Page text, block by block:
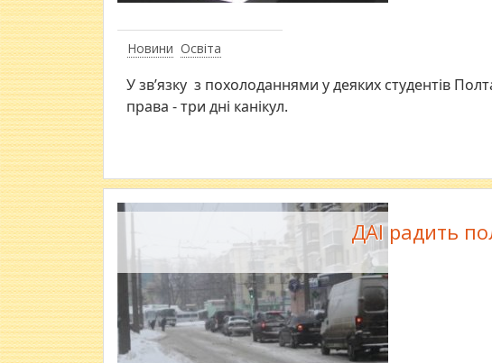
Новини Освіта
У зв’язку з похолоданнями у деяких студентів
права - три дні канікул.
ДАІ радить